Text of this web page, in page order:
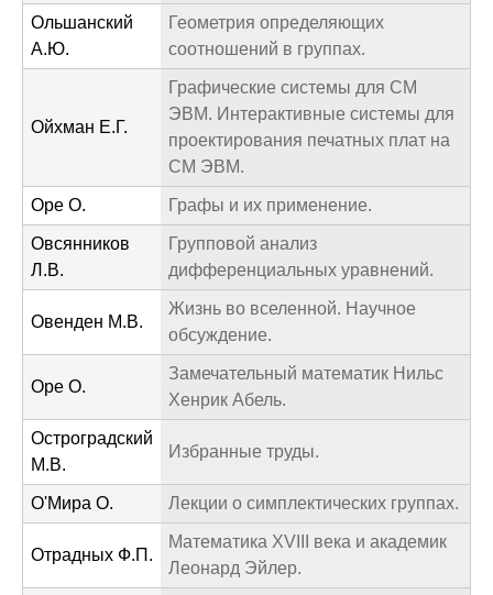
Ольшанский
А.Ю.
Геометрия определяющих
соотношений в группах.
Ойхман Е.Г.
Графические системы для СМ
ЭВМ. Интерактивные системы для
проектирования печатных плат на
СМ ЭВМ.
Оре О. Графы и их применение.
Овсянников
Л.В.
Групповой анализ
дифференциальных уравнений.
Овенден М.В.
Жизнь во вселенной. Научное
обсуждение.
Оре О.
Замечательный математик Нильс
Хенрик Абель.
Остроградский
М.В.
Избранные труды.
О'Мира О. Лекции о симплектических группах.
Отрадных Ф.П.
Математика XVIII века и академик
Леонард Эйлер.